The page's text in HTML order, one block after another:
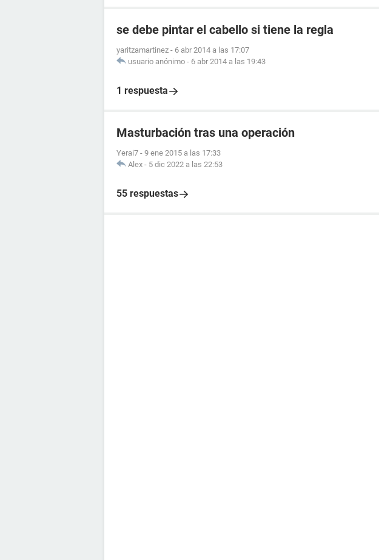
se debe pintar el cabello si tiene la regla
yaritzamartinez - 6 abr 2014 a las 17:07
usuario anónimo - 6 abr 2014 a las 19:43
1 respuesta
Masturbación tras una operación
Yerai7 - 9 ene 2015 a las 17:33
Alex - 5 dic 2022 a las 22:53
55 respuestas